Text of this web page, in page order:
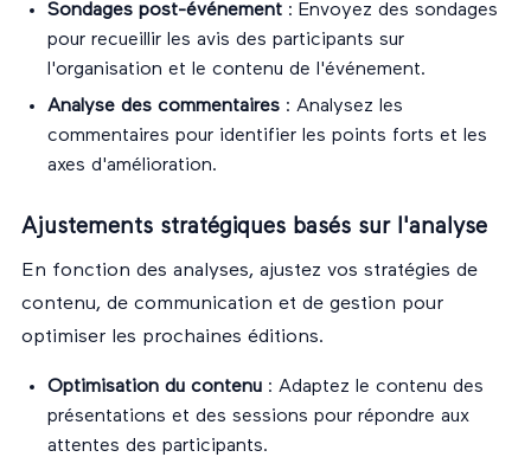
Sondages post-événement : Envoyez des sondages
pour recueillir les avis des participants sur
l'organisation et le contenu de l'événement.
Analyse des commentaires : Analysez les
commentaires pour identifier les points forts et les
axes d'amélioration.
Ajustements stratégiques basés sur l'analyse
En fonction des analyses, ajustez vos stratégies de
contenu, de communication et de gestion pour
optimiser les prochaines éditions.
Optimisation du contenu : Adaptez le contenu des
présentations et des sessions pour répondre aux
attentes des participants.